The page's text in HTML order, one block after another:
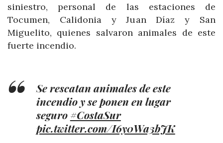
siniestro, personal de las estaciones de
Tocumen, Calidonia y Juan Díaz y San
Miguelito, quienes salvaron animales de este
fuerte incendio.
Se rescatan animales de este
incendio y se ponen en lugar
seguro#CostaSur
pic.twitter.com/I6y0Wa3bJK